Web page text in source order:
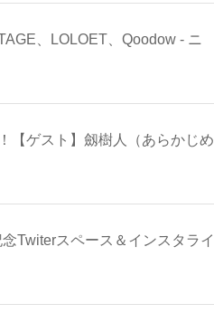
、LOLOET、Qoodow - ニ
【ゲスト】劔樹人（あらかじめ
Twiterスペース＆インスタライ